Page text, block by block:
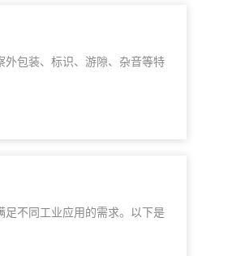
包装、标识、游隙、杂音等特
不同工业应用的需求。以下是